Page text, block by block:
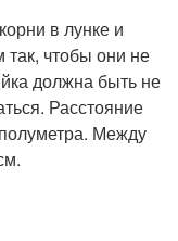
в лунке и
чтобы они не
должна быть не
Расстояние
Между